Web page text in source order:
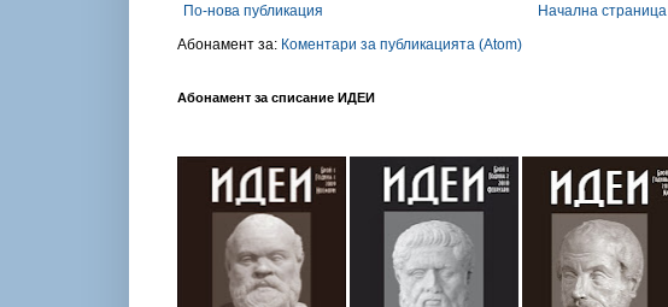
По-нова публикация
Начална страница
Абонамент за: Коментари за публикацията (Atom)
Абонамент за списание ИДЕИ